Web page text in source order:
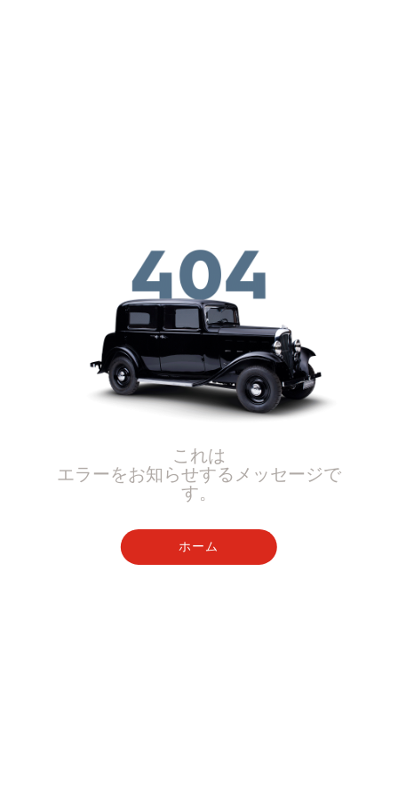
これは
エラーをお知らせするメッセージで
す。
ホーム